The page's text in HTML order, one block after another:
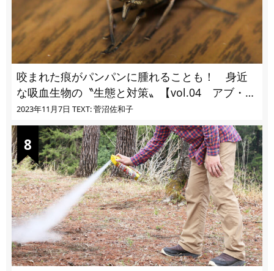
咬まれた痕がパンパンに腫れることも！ 身近
な吸血生物の〝生態と対策〟【vol.04 アブ・ブ
ユ・ヌカカ】
2023年11月7日 TEXT: 菅沼佐和子